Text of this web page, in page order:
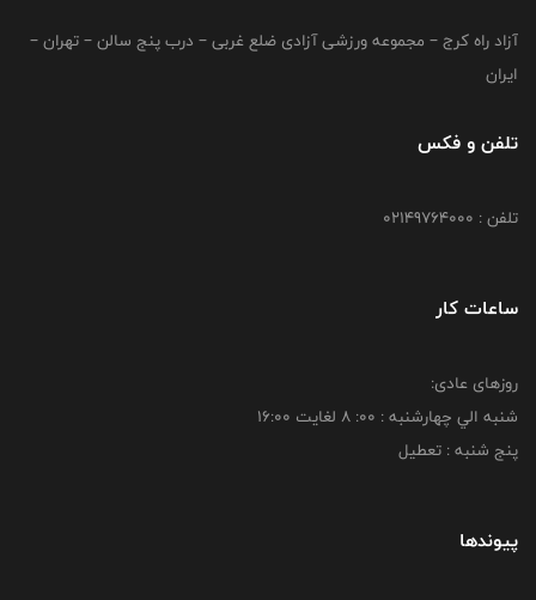
آزاد راه کرج – مجموعه ورزشی آزادی ضلع غربی – درب پنج سالن – تهران –
ایران
تلفن و فکس
تلفن : 02149764000
ساعات کار
روزهای عادی:
شنبه الي چهارشنبه : 00: 8 لغايت 16:00
پنج شنبه : تعطیل
پیوندها